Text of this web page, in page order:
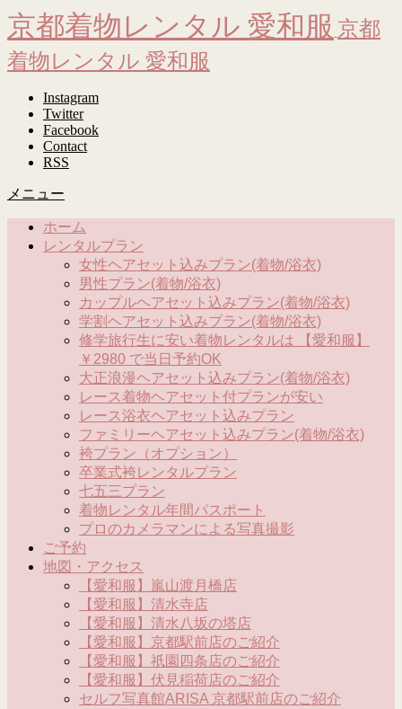
京都着物レンタル 愛和服 京都
着物レンタル 愛和服
Instagram
Twitter
Facebook
Contact
RSS
メニュー
ホーム
レンタルプラン
女性ヘアセット込みプラン(着物/浴衣)
男性プラン(着物/浴衣)
カップルヘアセット込みプラン(着物/浴衣)
学割ヘアセット込みプラン(着物/浴衣)
修学旅行生に安い着物レンタルは 【愛和服】
￥2980 で当日予約OK
大正浪漫ヘアセット込みプラン(着物/浴衣)
レース着物ヘアセット付プランが安い
レース浴衣ヘアセット込みプラン
ファミリーヘアセット込みプラン(着物/浴衣)
袴プラン（オプション）
卒業式袴レンタルプラン
七五三プラン
着物レンタル年間パスポート
プロのカメラマンによる写真撮影
ご予約
地図・アクセス
【愛和服】嵐山渡月橋店
【愛和服】清水寺店
【愛和服】清水八坂の塔店
【愛和服】京都駅前店のご紹介
【愛和服】祇園四条店のご紹介
【愛和服】伏見稲荷店のご紹介
セルフ写真館ARISA 京都駅前店のご紹介